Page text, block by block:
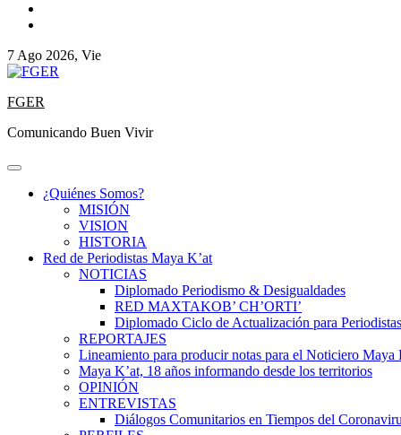
7 Ago 2026, Vie
FGER
Comunicando Buen Vivir
¿Quiénes Somos?
MISIÓN
VISION
HISTORIA
Red de Periodistas Maya K’at
NOTICIAS
Diplomado Periodismo & Desigualdades
RED MAXTAKOB’ CH’ORTI’
Diplomado Ciclo de Actualización para Periodistas
REPORTAJES
Lineamiento para producir notas para el Noticiero Maya
Maya K’at, 18 años informando desde los territorios
OPINIÓN
ENTREVISTAS
Diálogos Comunitarios en Tiempos del